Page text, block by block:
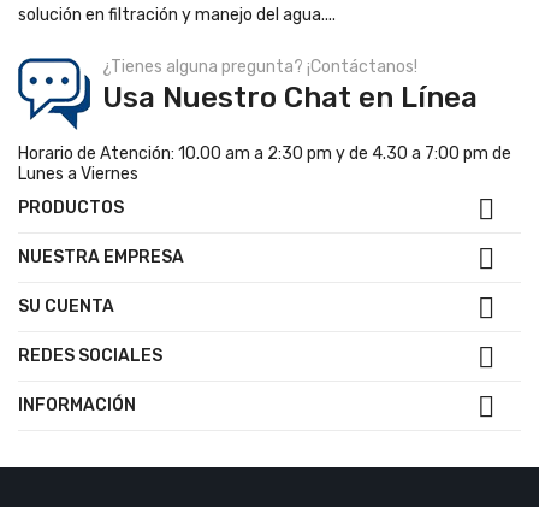
solución en filtración y manejo del agua....
¿Tienes alguna pregunta? ¡Contáctanos!
Usa Nuestro Chat en Línea
Horario de Atención: 10.00 am a 2:30 pm y de 4.30 a 7:00 pm de
Lunes a Viernes
PRODUCTOS

NUESTRA EMPRESA 
SU CUENTA 
REDES SOCIALES 
INFORMACIÓN 